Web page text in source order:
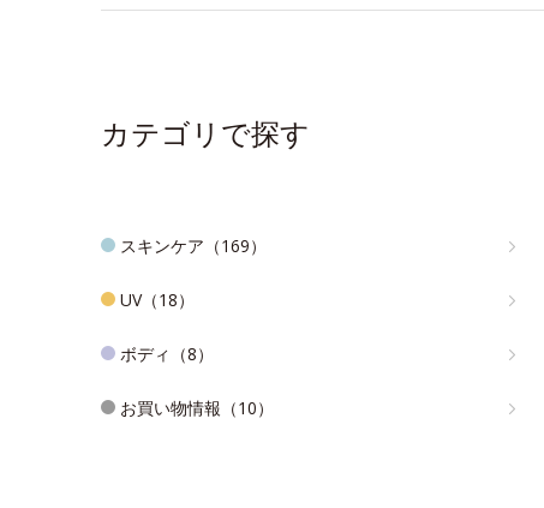
カテゴリで探す
スキンケア（169）
UV（18）
ボディ（8）
お買い物情報（10）